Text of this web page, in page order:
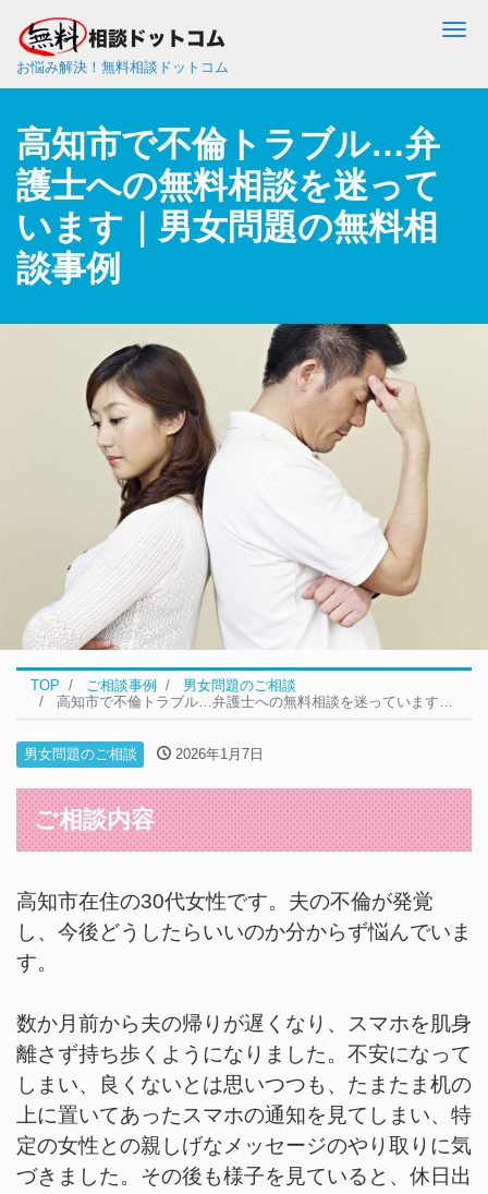
お悩み解決！無料相談ドットコム
高知市で不倫トラブル…弁
護士への無料相談を迷って
います｜男女問題の無料相
談事例
TOP ご相談事例
男女問題のご相談
高知市で不倫トラブル…弁護士への無料相談を迷っています｜男女問題の無料相談事例
男女問題のご相談 2026年1月7日
ご相談内容
高知市在住の30代女性です。夫の不倫が発覚
し、今後どうしたらいいのか分からず悩んでいま
す。
数か月前から夫の帰りが遅くなり、スマホを肌身
離さず持ち歩くようになりました。不安になって
しまい、良くないとは思いつつも、たまたま机の
上に置いてあったスマホの通知を見てしまい、特
定の女性との親しげなメッセージのやり取りに気
づきました。その後も様子を見ていると、休日出